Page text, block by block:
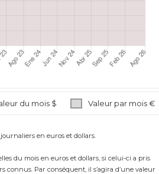
du mois $ Valeur par mois €
en euros et dollars.
du mois en euros et dollars, si celui-ci a pris
connus. Par conséquent, il s’agira d’une valeur